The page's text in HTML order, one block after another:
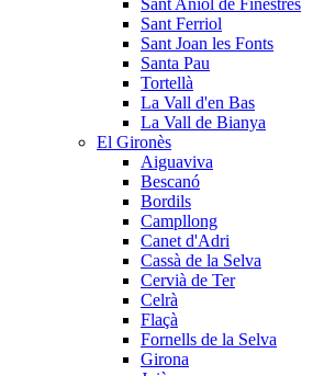
Sant Aniol de Finestres
Sant Ferriol
Sant Joan les Fonts
Santa Pau
Tortellà
La Vall d'en Bas
La Vall de Bianya
El Gironès
Aiguaviva
Bescanó
Bordils
Campllong
Canet d'Adri
Cassà de la Selva
Cervià de Ter
Celrà
Flaçà
Fornells de la Selva
Girona